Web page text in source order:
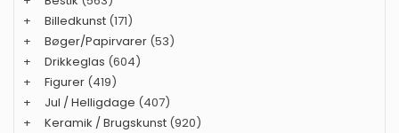
+
Billedkunst (171)
+
Bøger/Papirvarer (53)
+
Drikkeglas (604)
+
Figurer (419)
+
Jul / Helligdage (407)
+
Keramik / Brugskunst (920)